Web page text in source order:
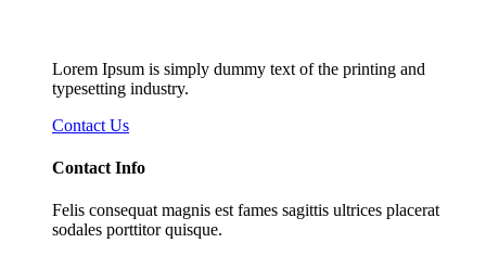
Lorem Ipsum is simply dummy text of the printing and
typesetting industry.
Contact Us
Contact Info
Felis consequat magnis est fames sagittis ultrices placerat
sodales porttitor quisque.